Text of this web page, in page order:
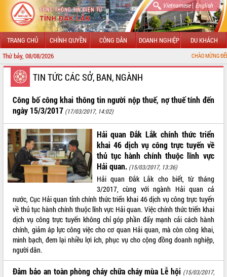
Vietnamese| English
TRANG CHỦ CHÍNH QUYỀN CÔNG DÂN DOANH NGHIỆP DU KHÁCH
Thứ bảy, 08/08/2026 CHÀO MỪNG ĐẾN VỚI CỔNG
GIỚI THIỆU
LÃNH ĐẠO UBND TỈNH
TIN TỨC SỰ KIỆN
SỞ, BAN, NGÀNH
UBND CÁC XÃ, PHƯỜNG
THÔNG TIN CHỈ ĐẠO ĐIỀU HÀNH
HỆ THỐNG VĂN BẢN
VĂN BẢN HĐND TỈNH
ĐIỂM TIN VĂN BẢN
QUY HOẠCH - KẾ HOẠCH
TIN TỨC CÁC SỞ, BAN, NGÀNH
Công bố công khai thông tin người nộp thuế, nợ thuế tính đến
ngày 15/3/2017 (17/03/2017, 14:02)
Hải quan Đắk Lắk chính thức triển
khai 46 dịch vụ công trực tuyến về
thủ tục hành chính thuộc lĩnh vực
Hải quan. (15/03/2017, 13:36)
Hải quan Đắk Lắk cho biết, từ tháng
3/2017, cùng với ngành Hải quan cả
nước, Cục Hải quan tỉnh chính thức triển khai 46 dịch vụ công trực tuyến
về thủ tục hành chính thuộc lĩnh vực Hải quan. Việc chính thức triển khai
dịch vụ công trực tuyến không chỉ góp phần đẩy mạnh cải cách hành
chính, giảm áp lực công việc cho cơ quan Hải quan, mà còn công khai,
minh bạch, đem lại nhiều lợi ích, phục vụ cho cộng đồng doanh nghiệp,
người dân.
Đảm bảo an toàn phòng cháy chữa cháy mùa Lễ hội (15/03/2017,